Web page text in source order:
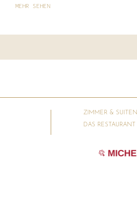
MEHR SEHEN
ZIMMER & SUITEN
DAS RESTAURANT